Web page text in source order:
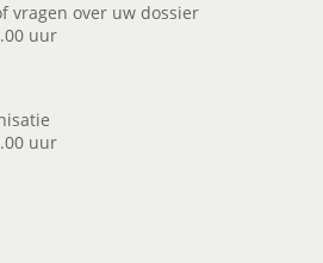
vragen over uw dossier
uur
uur